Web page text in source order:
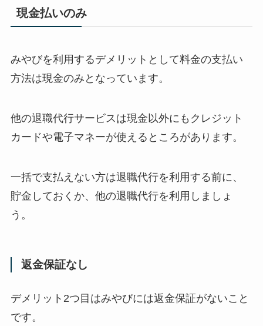
現金払いのみ
みやびを利用するデメリットとして料金の支払い
方法は現金のみとなっています。
他の退職代行サービスは現金以外にもクレジット
カードや電子マネーが使えるところがあります。
一括で支払えない方は退職代行を利用する前に、
貯金しておくか、他の退職代行を利用しましょ
う。
返金保証なし
デメリット2つ目はみやびには返金保証がないこと
です。